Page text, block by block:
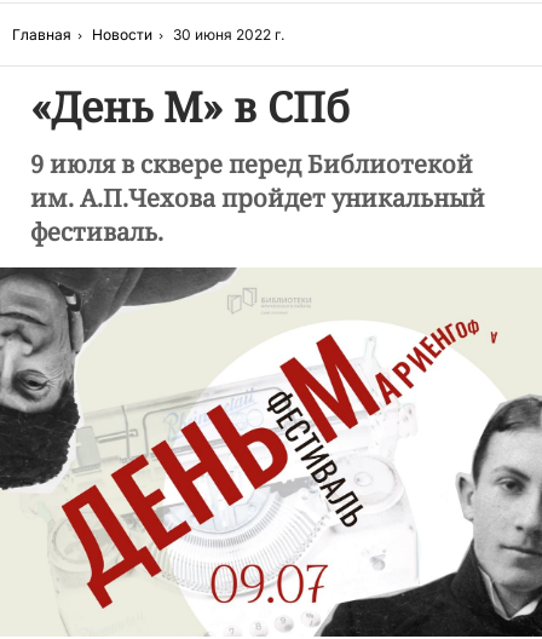
Главная Новости 30 июня 2022 г.
«День М» в СПб
9 июля в сквере перед Библиотекой
им. А.П.Чехова пройдет уникальный
фестиваль.